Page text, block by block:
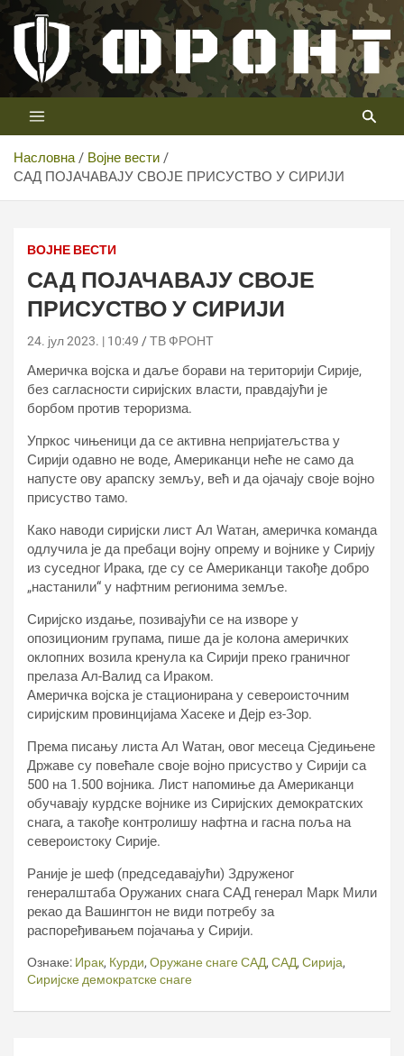
Скип
цонтент
Телевизија ФРОНТ
Први војни канал у Србији
Насловна
Војне вести
САД ПОЈАЧАВАЈУ СВОЈЕ ПРИСУСТВО У СИРИЈИ
ВОЈНЕ ВЕСТИ
САД ПОЈАЧАВАЈУ СВОЈЕ
ПРИСУСТВО У СИРИЈИ
24. јул 2023. | 10:49 ТВ ФРОНТ
Америчка војска и даље борави на територији Сирије,
без сагласности сиријских власти, правдајући је
борбом против тероризма.
Упркос чињеници да се активна непријатељства у
Сирији одавно не воде, Американци неће не само да
напусте ову арапску земљу, већ и да ојачају своје војно
присуство тамо.
Како наводи сиријски лист Ал Wатан, америчка команда
одлучила је да пребаци војну опрему и војнике у Сирију
из суседног Ирака, где су се Американци такође добро
„настанили“ у нафтним регионима земље.
Сиријско издање, позивајући се на изворе у
опозиционим групама, пише да је колона америчких
оклопних возила кренула ка Сирији преко граничног
прелаза Ал-Валид са Ираком.
Америчка војска је стационирана у североисточним
сиријским провинцијама Хасеке и Дејр ез-Зор.
Према писању листа Ал Wатан, овог месеца Сједињене
Државе су повећале своје војно присуство у Сирији са
500 на 1.500 војника. Лист напомиње да Американци
обучавају курдске војнике из Сиријских демократских
снага, а такође контролишу нафтна и гасна поља на
североистоку Сирије.
Раније је шеф (председавајући) Здруженог
генералштаба Оружаних снага САД генерал Марк Мили
рекао да Вашингтон не види потребу за
распоређивањем појачања у Сирији.
Ознаке: Ирак, Курди, Оружане снаге САД, САД, Сирија,
Сиријске демократске снаге